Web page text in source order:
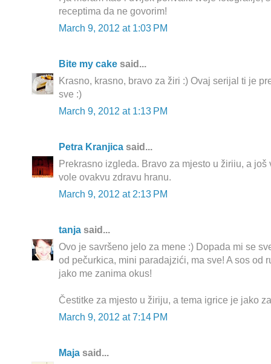
receptima da ne govorim!
March 9, 2012 at 1:03 PM
Bite my cake said...
Krasno, krasno, bravo za žiri :) Ovaj serijal ti je
sve :)
March 9, 2012 at 1:13 PM
Petra Kranjica said...
Prekrasno izgleda. Bravo za mjesto u žiriiu, a
vole ovakvu zdravu hranu.
March 9, 2012 at 2:13 PM
tanja said...
Ovo je savršeno jelo za mene :) Dopada mi se
od pečurkica, mini paradajzići, ma sve! A sos od
jako me zanima okus!
Čestitke za mjesto u žiriju, a tema igrice je jako
March 9, 2012 at 7:14 PM
Maja said...